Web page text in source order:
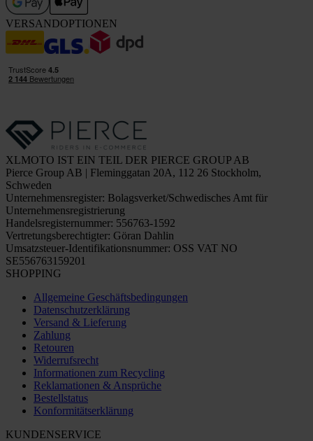
VERSANDOPTIONEN
XLMOTO IST EIN TEIL DER PIERCE GROUP AB
Pierce Group AB | Fleminggatan 20A, 112 26 Stockholm,
Schweden
Unternehmensregister: Bolagsverket/Schwedisches Amt für
Unternehmensregistrierung
Handelsregisternummer: 556763-1592
Vertretungsberechtigter: Göran Dahlin
Umsatzsteuer-Identifikationsnummer: OSS VAT NO
SE556763159201
SHOPPING
Allgemeine Geschäftsbedingungen
Datenschutzerklärung
Versand & Lieferung
Zahlung
Retouren
Widerrufsrecht
Informationen zum Recycling
Reklamationen & Ansprüche
Bestellstatus
Konformitätserklärung
KUNDENSERVICE